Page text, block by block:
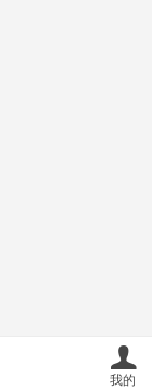
我的